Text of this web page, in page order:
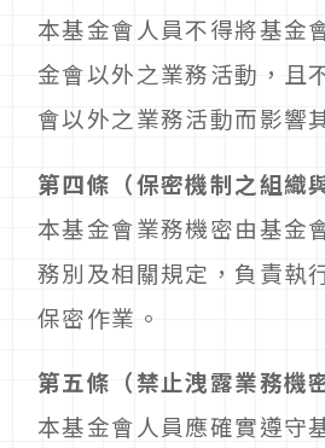
本基金會人員不得將基金
金會以外之業務活動，且
會以外之業務活動而影響
第四條（保密機制之組織
本基金會業務機密由基金
務別及相關規定，負責執
保密作業。
第五條（禁止洩露業務機
本基金會人員應確實遵守